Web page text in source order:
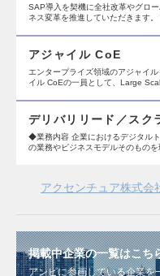
SAP導入を契機に全社改革やグロ
ネス変革を推進していただきます
アジャイル CoE
エンタープライズ領域のアジャイ
イル CoEの一員として、Large
デリバリリード／スク
◆業務内容 企業におけるデジタル
の業務やビジネスモデルそのもの
アクセンチュア株式会
掲載中企業の一覧はこち
アンビに参画している企業を